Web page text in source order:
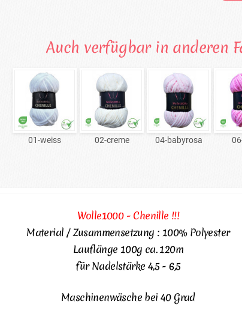
Auch verfügbar in anderen
01-weiss 02-creme 04-babyrosa
Wolle1000 - Chenille !!!
Material / Zusammensetzung : 100% Polyester
Lauflänge 100g ca. 120m
für Nadelstärke 4,5 - 6,5
Maschinenwäsche bei 40 Grad